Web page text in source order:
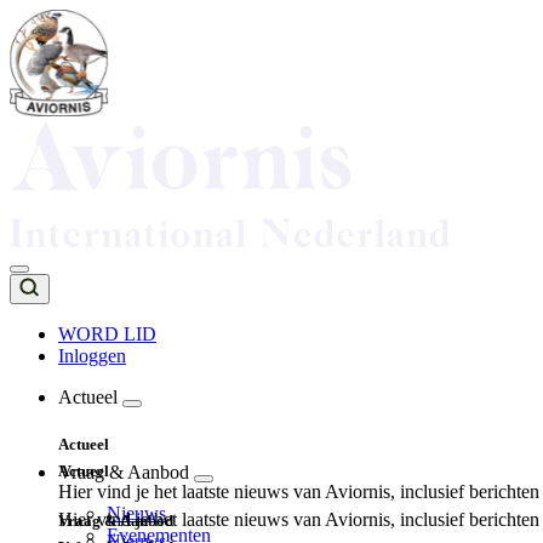
Overslaan
en
naar
de
inhoud
Top
navigation
WORD LID
Inloggen
navigation
Actueel
Actueel
Hier vind je het laatste nieuws van Aviornis, inclusief
Nieuws
Evenementen
Actueel
Hier vind je het laatste nieuws van Aviornis, inclusief
Vraag & Aanbod
Vraag & Aanbod